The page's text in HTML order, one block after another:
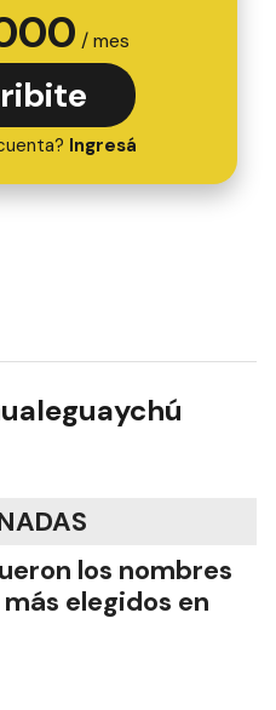
/ mes
Ingresá
los nombres
elegidos en